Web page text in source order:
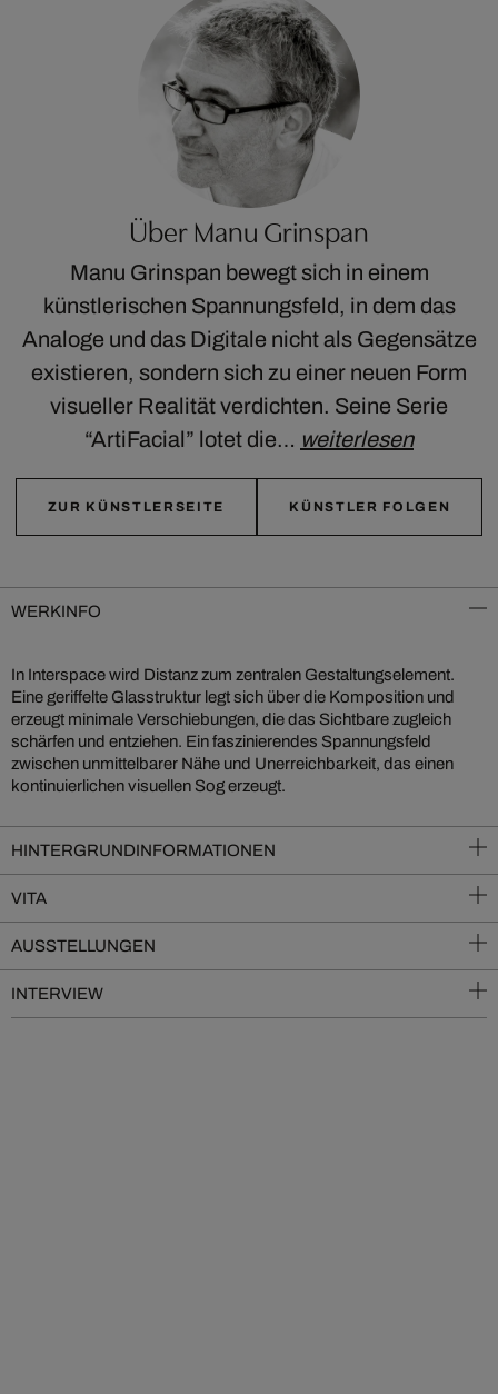
Über Manu Grinspan
Manu Grinspan bewegt sich in einem
künstlerischen Spannungsfeld, in dem das
Analoge und das Digitale nicht als Gegensätze
existieren, sondern sich zu einer neuen Form
visueller Realität verdichten. Seine Serie
“ArtiFacial” lotet die… weiterlesen
ZUR KÜNSTLERSEITE KÜNSTLER FOLGEN
WERKINFO
In Interspace wird Distanz zum zentralen Gestaltungselement.
Eine geriffelte Glasstruktur legt sich über die Komposition und
erzeugt minimale Verschiebungen, die das Sichtbare zugleich
schärfen und entziehen. Ein faszinierendes Spannungsfeld
zwischen unmittelbarer Nähe und Unerreichbarkeit, das einen
kontinuierlichen visuellen Sog erzeugt.
HINTERGRUNDINFORMATIONEN
VITA
AUSSTELLUNGEN
INTERVIEW